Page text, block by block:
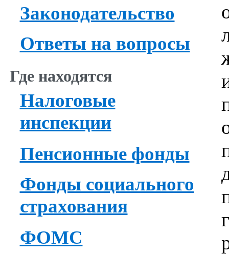
Законодательство
Ответы на вопросы
Где находятся
Налоговые
инспекции
Пенсионные фонды
Фонды социального
страхования
ФОМС